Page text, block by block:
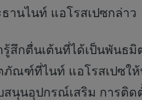
ธานไนท์ แอโรสเปซกล่าว
ารู้สึกตื่นเต้นที่ได้เป็นพัน
ภัณฑ์ที่ไนท์ แอโรสเปซให้
สนุนอุปกรณ์เสริม การติด